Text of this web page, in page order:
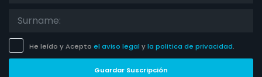
He leído y Acepto el aviso legal yla politica de privacidad.
Guardar Suscripción